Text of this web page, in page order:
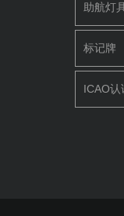
助航灯
标记牌
ICAO认